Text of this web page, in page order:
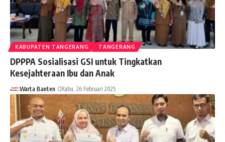
KABUPATEN TANGERANG TANGERANG
DPPPA Sosialisasi GSI untuk Tingkatkan
Kesejahteraan Ibu dan Anak
Warta Banten Rabu, 26 Februari 2025